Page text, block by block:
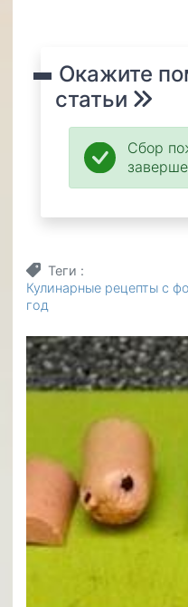
Окажите
статьи
Сбор
Теги
Кулинарные рецепты с
год